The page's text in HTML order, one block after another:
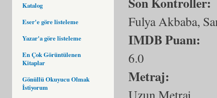
Katalog
Eser'e göre listeleme
Yazar'a göre listeleme
En Çok Görüntülenen
Kitaplar
Gönüllü Okuyucu Olmak
İstiyorum
Fulya Akbaba,
IMDB Puanı:
6.0
Metraj:
Uzun Metraj